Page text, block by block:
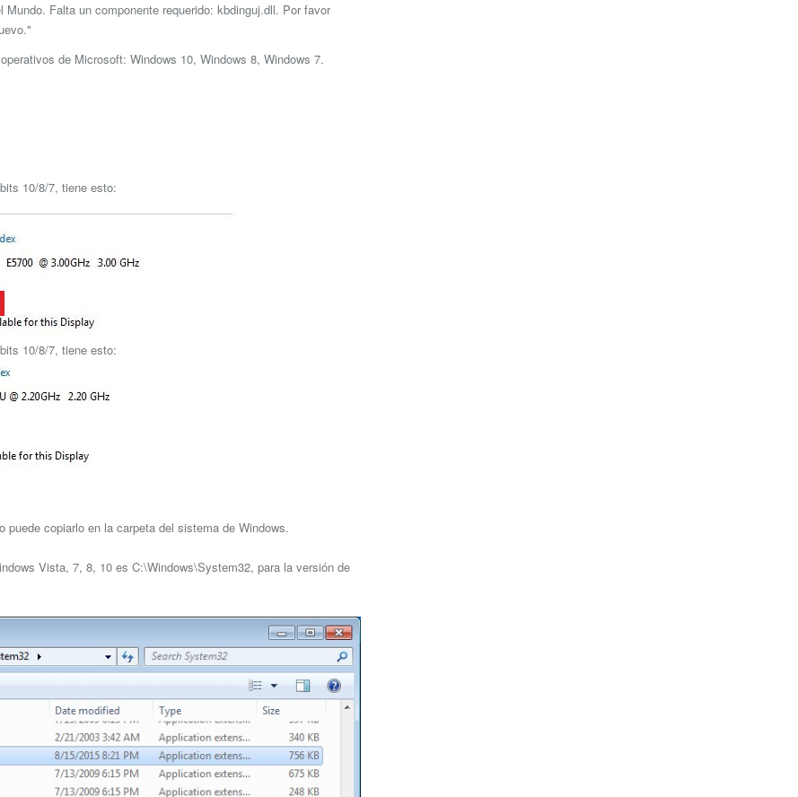
Falta un componente requerido: kbdinguj.dll. Por favor
de Microsoft: Windows 10, Windows 8, Windows 7.
10/8/7, tiene esto:
10/8/7, tiene esto:
copiarlo en la carpeta del sistema de Windows.
Vista, 7, 8, 10 es C:\Windows\System32, para la versión de